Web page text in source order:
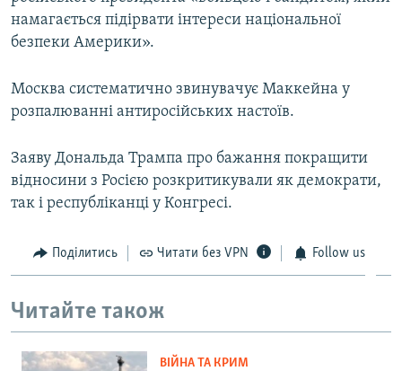
намагається підірвати інтереси національної
безпеки Америки».
Москва систематично звинувачує Маккейна у
розпалюванні антиросійських настоїв.
Заяву Дональда Трампа про бажання покращити
відносини з Росією розкритикували як демократи,
так і республіканці у Конгресі.
Поділитись Читати без VPN Follow us
Читайте також
ВІЙНА ТА КРИМ